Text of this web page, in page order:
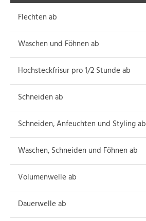
Flechten ab
Waschen und Föhnen ab
Hochsteckfrisur pro 1/2 Stunde ab
Schneiden ab
Schneiden, Anfeuchten und Styling ab
Waschen, Schneiden und Föhnen ab
Volumenwelle ab
Dauerwelle ab